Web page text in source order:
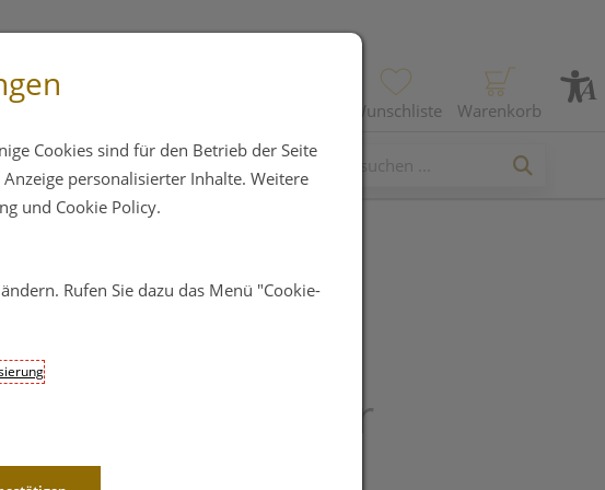
Wunschliste Warenkorb
75%
100x115mm starr
5212534
Cookies sind für den Betrieb der Seite
personalisierter Inhalte. Weitere
und Cookie Policy.
Rufen Sie dazu das Menü "Cookie-